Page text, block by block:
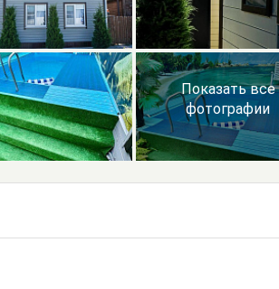
Показать все
фотографии